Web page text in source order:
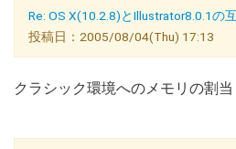
Re: OS X(10.2.8)とIllustrator8.0.1の
投稿日：2005/08/04(Thu) 17:13
クラシック環境へのメモリの割当